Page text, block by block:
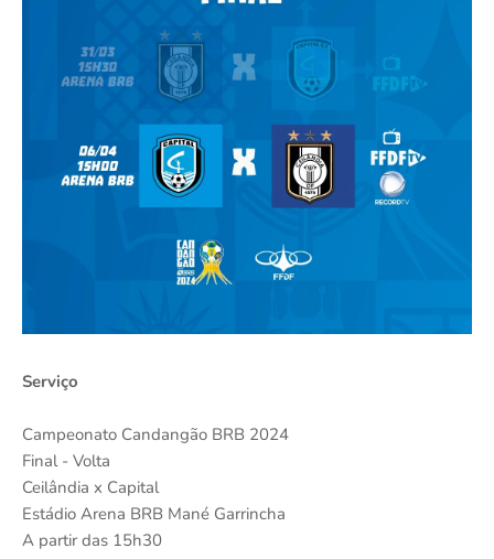
Serviço
Campeonato Candangão BRB 2024
Final - Volta
Ceilândia x Capital
Estádio Arena BRB Mané Garrincha
A partir das 15h30